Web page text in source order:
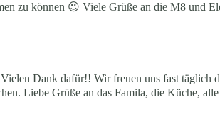
zu können 😉 Viele Grüße an die M8 und
Dank dafür!! Wir freuen uns fast täglich
Liebe Grüße an das Famila, die Küche,